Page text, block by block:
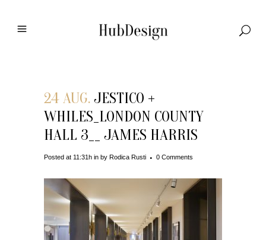
24 AUG. JESTICO +
WHILES_LONDON COUNTY
HALL 3__ JAMES HARRIS
Posted at 11:31h in by Rodica Rusti 0 Comments